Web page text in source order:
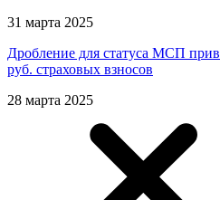
31 марта 2025
Дробление для статуса МСП
руб. страховых взносов
28 марта 2025